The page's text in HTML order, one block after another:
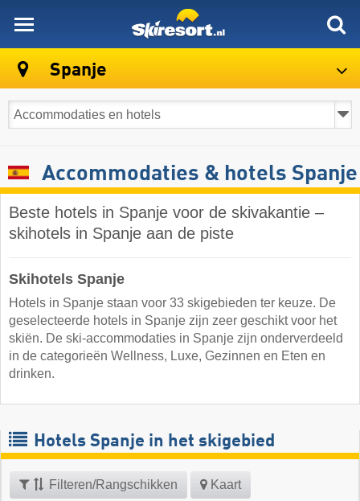
Spanje
Accommodaties & hotels Spanje
Beste hotels in Spanje voor de skivakantie –
skihotels in Spanje aan de piste
Skihotels Spanje
Hotels in Spanje staan voor 33 skigebieden ter keuze. De
geselecteerde hotels in Spanje zijn zeer geschikt voor het
skiën. De ski-accommodaties in Spanje zijn onderverdeeld
in de categorieën Wellness, Luxe, Gezinnen en Eten en
drinken.
Hotels Spanje in het skigebied
Filteren/Rangschikken Kaart